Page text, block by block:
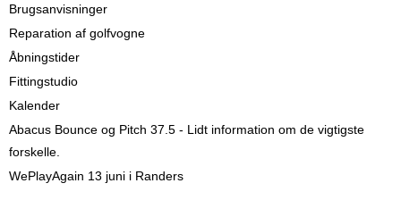
Brugsanvisninger
Reparation af golfvogne
Åbningstider
Fittingstudio
Kalender
Abacus Bounce og Pitch 37.5 - Lidt information om de vigtigste
forskelle.
WePlayAgain 13 juni i Randers